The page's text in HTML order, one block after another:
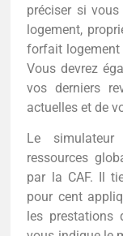
préciser si
logement,
forfait logement
Vous devrez
vos derniers
actuelles et de
Le
ressources
par la CAF. Il
pour cent
les prestations